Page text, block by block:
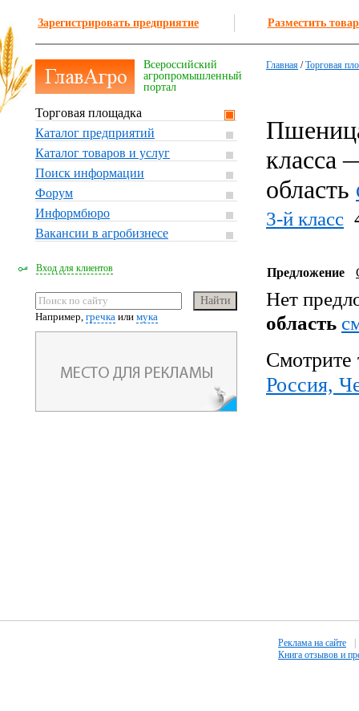
Зарегистрировать предприятие Разместить
Всероссийский
агропромышленный
портал
Торговая площадка
Каталог предприятий
Каталог товаров и услуг
Поиск информации
Форум
Информбюро
Вакансии в агробизнесе
Вход для клиентов
Например, гречка или мука
Главная /Торговая
класса
область
3-й класс
Предложение
Нет
область
Смотрите
Россия,
Реклама на сайте
Книга отзывов и